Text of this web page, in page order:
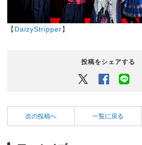
【 DaizyStripper】
投稿をシェアする
Twitter Facebook
次の投稿へ 一覧に戻る